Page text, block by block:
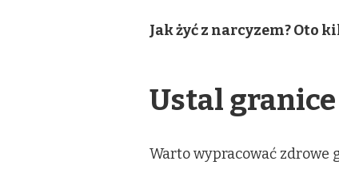
Jak żyć z narcyzem? Oto
Ustal granice
Warto wypracować zdrowe